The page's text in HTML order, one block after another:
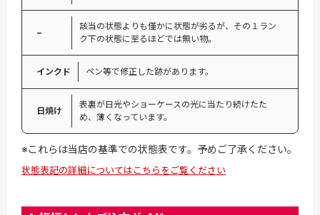
−
該当の状態よりも僅かに状態が劣るが、その１ラン
ク下の状態に至るほどでは無い物。
インクド ペン等で修正した跡があります。
日焼け
表裏が日光やショーケースの光に当たり続けたた
め、薄くなっています。
※これらは当店の基準での状態表です。予めご了承ください。
状態表記の詳細についてはこちらをご覧ください